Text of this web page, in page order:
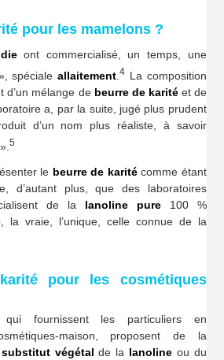
pour les mamelons ?
ont commercialisé, un temps, une
spécialeallaitement .4 La composition
d’un mélange de beurre de karitéet de
a, par la suite, jugé plus prudent
d’un nom plus réaliste, à savoir
».5
le beurre de karitécomme étant
d’autant plus, que des laboratoires
de la lanoline pure100 %
, la vraie, l’unique, celle connue de la
pour les cosmétiques
qui fournissent les particuliers en
maison, proposent de la
substitut végétal de la lanoline ou du